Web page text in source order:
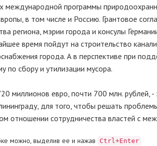
международной программы
в том числе и Россию. Грантовое
региона, мэрии города и консулы
время пойдут на строительство
города. А в перспективе при
по сбору и утилизации мусора.
миллионов евро, почти 700 млн. рублей,
для того, чтобы решать
отношении сотрудничества властей с
можно, выделив ее и нажав Ctrl+Enter